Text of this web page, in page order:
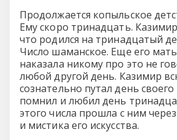
Продолжается копыльское
Ему скоро тринадцать.
что родился на тринадцатый
Число шаманское. Еще его мать
наказала никому про это не
любой другой день. Казимир
сознательно путал день
помнил и любил день
этого числа прошла с ним
и мистика его искусства.